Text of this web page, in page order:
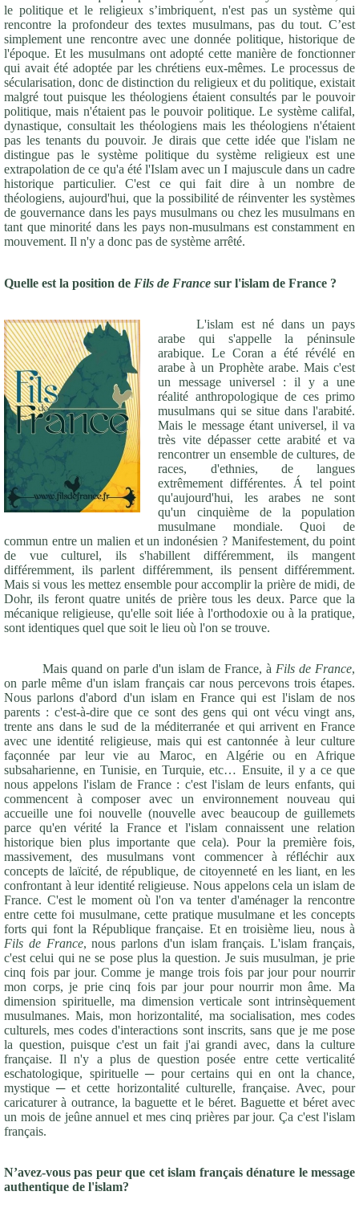
le politique et le religieux s’imbriquent, n'est pas un système qui
rencontre la profondeur des textes musulmans, pas du tout. C’est
simplement une rencontre avec une donnée politique, historique de
l'époque. Et les musulmans ont adopté cette manière de fonctionner
qui avait été adoptée par les chrétiens eux-mêmes. Le processus de
sécularisation, donc de distinction du religieux et du politique, existait
malgré tout puisque les théologiens étaient consultés par le pouvoir
politique, mais n'étaient pas le pouvoir politique. Le système califal,
dynastique, consultait les théologiens mais les théologiens n'étaient
pas les tenants du pouvoir. Je dirais que cette idée que l'islam ne
distingue pas le système politique du système religieux est une
extrapolation de ce qu'a été l'Islam avec un I majuscule dans un cadre
historique particulier. C'est ce qui fait dire à un nombre de
théologiens, aujourd'hui, que la possibilité de réinventer les systèmes
de gouvernance dans les pays musulmans ou chez les musulmans en
tant que minorité dans les pays non-musulmans est constamment en
mouvement. Il n'y a donc pas de système arrêté.
Quelle est la position de Fils de France sur l'islam de France ?
L'islam est né dans un pays
arabe qui s'appelle la péninsule
arabique. Le Coran a été révélé en
arabe à un Prophète arabe. Mais c'est
un message universel : il y a une
réalité anthropologique de ces primo
musulmans qui se situe dans l'arabité.
Mais le message étant universel, il va
très vite dépasser cette arabité et va
rencontrer un ensemble de cultures, de
races, d'ethnies, de langues
extrêmement différentes. Á tel point
qu'aujourd'hui, les arabes ne sont
qu'un cinquième de la population
musulmane mondiale. Quoi de
commun entre un malien et un indonésien ? Manifestement, du point
de vue culturel, ils s'habillent différemment, ils mangent
différemment, ils parlent différemment, ils pensent différemment.
Mais si vous les mettez ensemble pour accomplir la prière de midi, de
Dohr, ils feront quatre unités de prière tous les deux. Parce que la
mécanique religieuse, qu'elle soit liée à l'orthodoxie ou à la pratique,
sont identiques quel que soit le lieu où l'on se trouve.
Mais quand on parle d'un islam de France, à Fils de France,
on parle même d'un islam français car nous percevons trois étapes.
Nous parlons d'abord d'un islam en France qui est l'islam de nos
parents : c'est-à-dire que ce sont des gens qui ont vécu vingt ans,
trente ans dans le sud de la méditerranée et qui arrivent en France
avec une identité religieuse, mais qui est cantonnée à leur culture
façonnée par leur vie au Maroc, en Algérie ou en Afrique
subsaharienne, en Tunisie, en Turquie, etc… Ensuite, il y a ce que
nous appelons l'islam de France : c'est l'islam de leurs enfants, qui
commencent à composer avec un environnement nouveau qui
accueille une foi nouvelle (nouvelle avec beaucoup de guillemets
parce qu'en vérité la France et l'islam connaissent une relation
historique bien plus importante que cela). Pour la première fois,
massivement, des musulmans vont commencer à réfléchir aux
concepts de laïcité, de république, de citoyenneté en les liant, en les
confrontant à leur identité religieuse. Nous appelons cela un islam de
France. C'est le moment où l'on va tenter d'aménager la rencontre
entre cette foi musulmane, cette pratique musulmane et les concepts
forts qui font la République française. Et en troisième lieu, nous à
Fils de France, nous parlons d'un islam français. L'islam français,
c'est celui qui ne se pose plus la question. Je suis musulman, je prie
cinq fois par jour. Comme je mange trois fois par jour pour nourrir
mon corps, je prie cinq fois par jour pour nourrir mon âme. Ma
dimension spirituelle, ma dimension verticale sont intrinsèquement
musulmanes. Mais, mon horizontalité, ma socialisation, mes codes
culturels, mes codes d'interactions sont inscrits, sans que je me pose
la question, puisque c'est un fait j'ai grandi avec, dans la culture
française. Il n'y a plus de question posée entre cette verticalité
eschatologique, spirituelle ─ pour certains qui en ont la chance,
mystique ─ et cette horizontalité culturelle, française. Avec, pour
caricaturer à outrance, la baguette et le béret. Baguette et béret avec
un mois de jeûne annuel et mes cinq prières par jour. Ça c'est l'islam
français.
N’avez-vous pas peur que cet islam français dénature le message
authentique de l'islam?